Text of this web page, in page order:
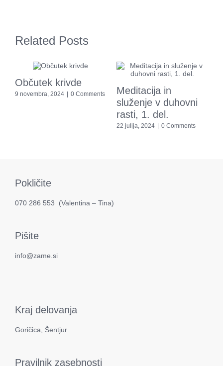
Related Posts
Občutek krivde
9 novembra, 2024 0 Comments
Meditacija in
služenje v duhovni
rasti, 1. del.
22 julija, 2024 0 Comments
Pokličite
070 286 553 (​Valentina – Tina)
Pišite
info@zame.si
Kraj delovanja
Goričica, Šentjur
Pravilnik zasebnosti